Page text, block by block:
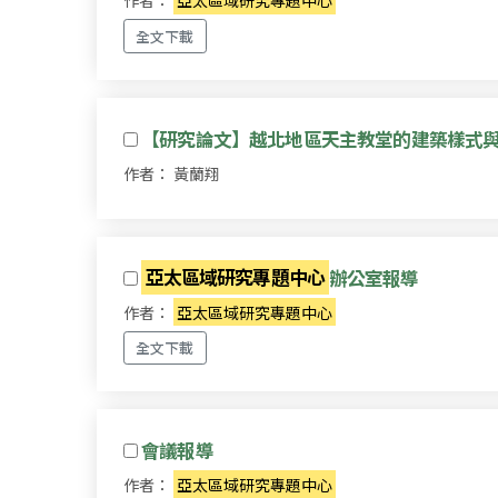
全文下載
【研究論文】越北地區天主教堂的建築樣式
作者： 黃蘭翔
亞太區域研究專題中心 辦公室報導
作者： 亞太區域研究專題中心
全文下載
會議報導
作者： 亞太區域研究專題中心